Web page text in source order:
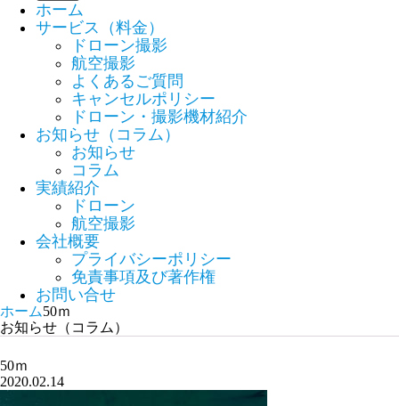
ホーム
サービス（料金）
ドローン撮影
航空撮影
よくあるご質問
キャンセルポリシー
ドローン・撮影機材紹介
お知らせ（コラム）
お知らせ
コラム
実績紹介
ドローン
航空撮影
会社概要
プライバシーポリシー
免責事項及び著作権
お問い合せ
ホーム50ｍ
お知らせ（コラム）
50ｍ
2020.02.14